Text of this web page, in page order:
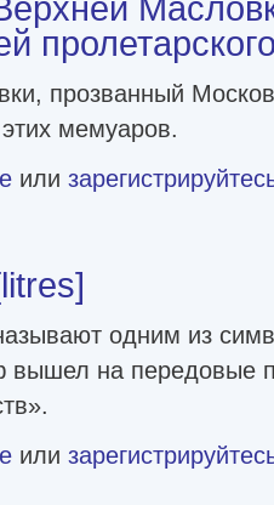
прозванный
мемуаров.
Жизнь вокруг городка
или
одним из
вышел на передовые
или